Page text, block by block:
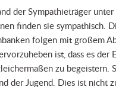
der Sympathieträger
finden sie sympathisch.
folgen mit großem
ist, dass es
zu begeistern.
der Jugend. Dies ist nicht